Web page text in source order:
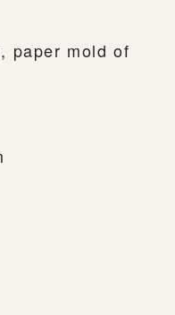
paper mold of